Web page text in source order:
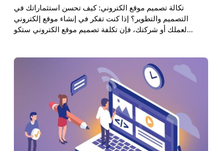
تكالة تصميم موقع الكتروني: كيف تحسن استثماراتك في
التصميم والتطوير؟ إذا كنت تفكر في إنشاء موقع إلكتروني
لعملك أو شركتك، فإن تكلفة تصميم موقع الكتروني ستكو…